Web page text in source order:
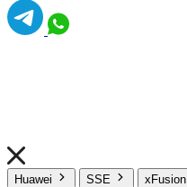
Huawei SSE xFusion